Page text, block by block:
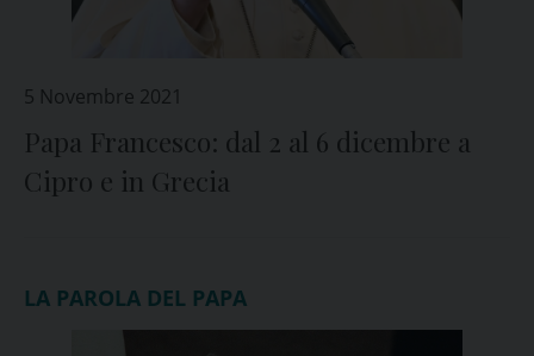
5 Novembre 2021
Papa Francesco: dal 2 al 6 dicembre a
Cipro e in Grecia
LA PAROLA DEL PAPA